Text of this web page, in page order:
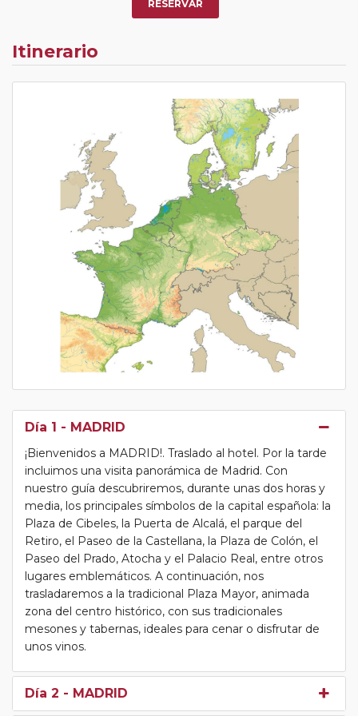
o los que estén en luna de miel contarán con un
RESERVAR
Itinerario
Día 1 - MADRID
¡Bienvenidos a MADRID!. Traslado al hotel. Por la tarde
incluimos una visita panorámica de Madrid. Con
nuestro guía descubriremos, durante unas dos horas y
media, los principales símbolos de la capital española: la
Plaza de Cibeles, la Puerta de Alcalá, el parque del
Retiro, el Paseo de la Castellana, la Plaza de Colón, el
Paseo del Prado, Atocha y el Palacio Real, entre otros
lugares emblemáticos. A continuación, nos
trasladaremos a la tradicional Plaza Mayor, animada
zona del centro histórico, con sus tradicionales
mesones y tabernas, ideales para cenar o disfrutar de
unos vinos.
Día 2 - MADRID